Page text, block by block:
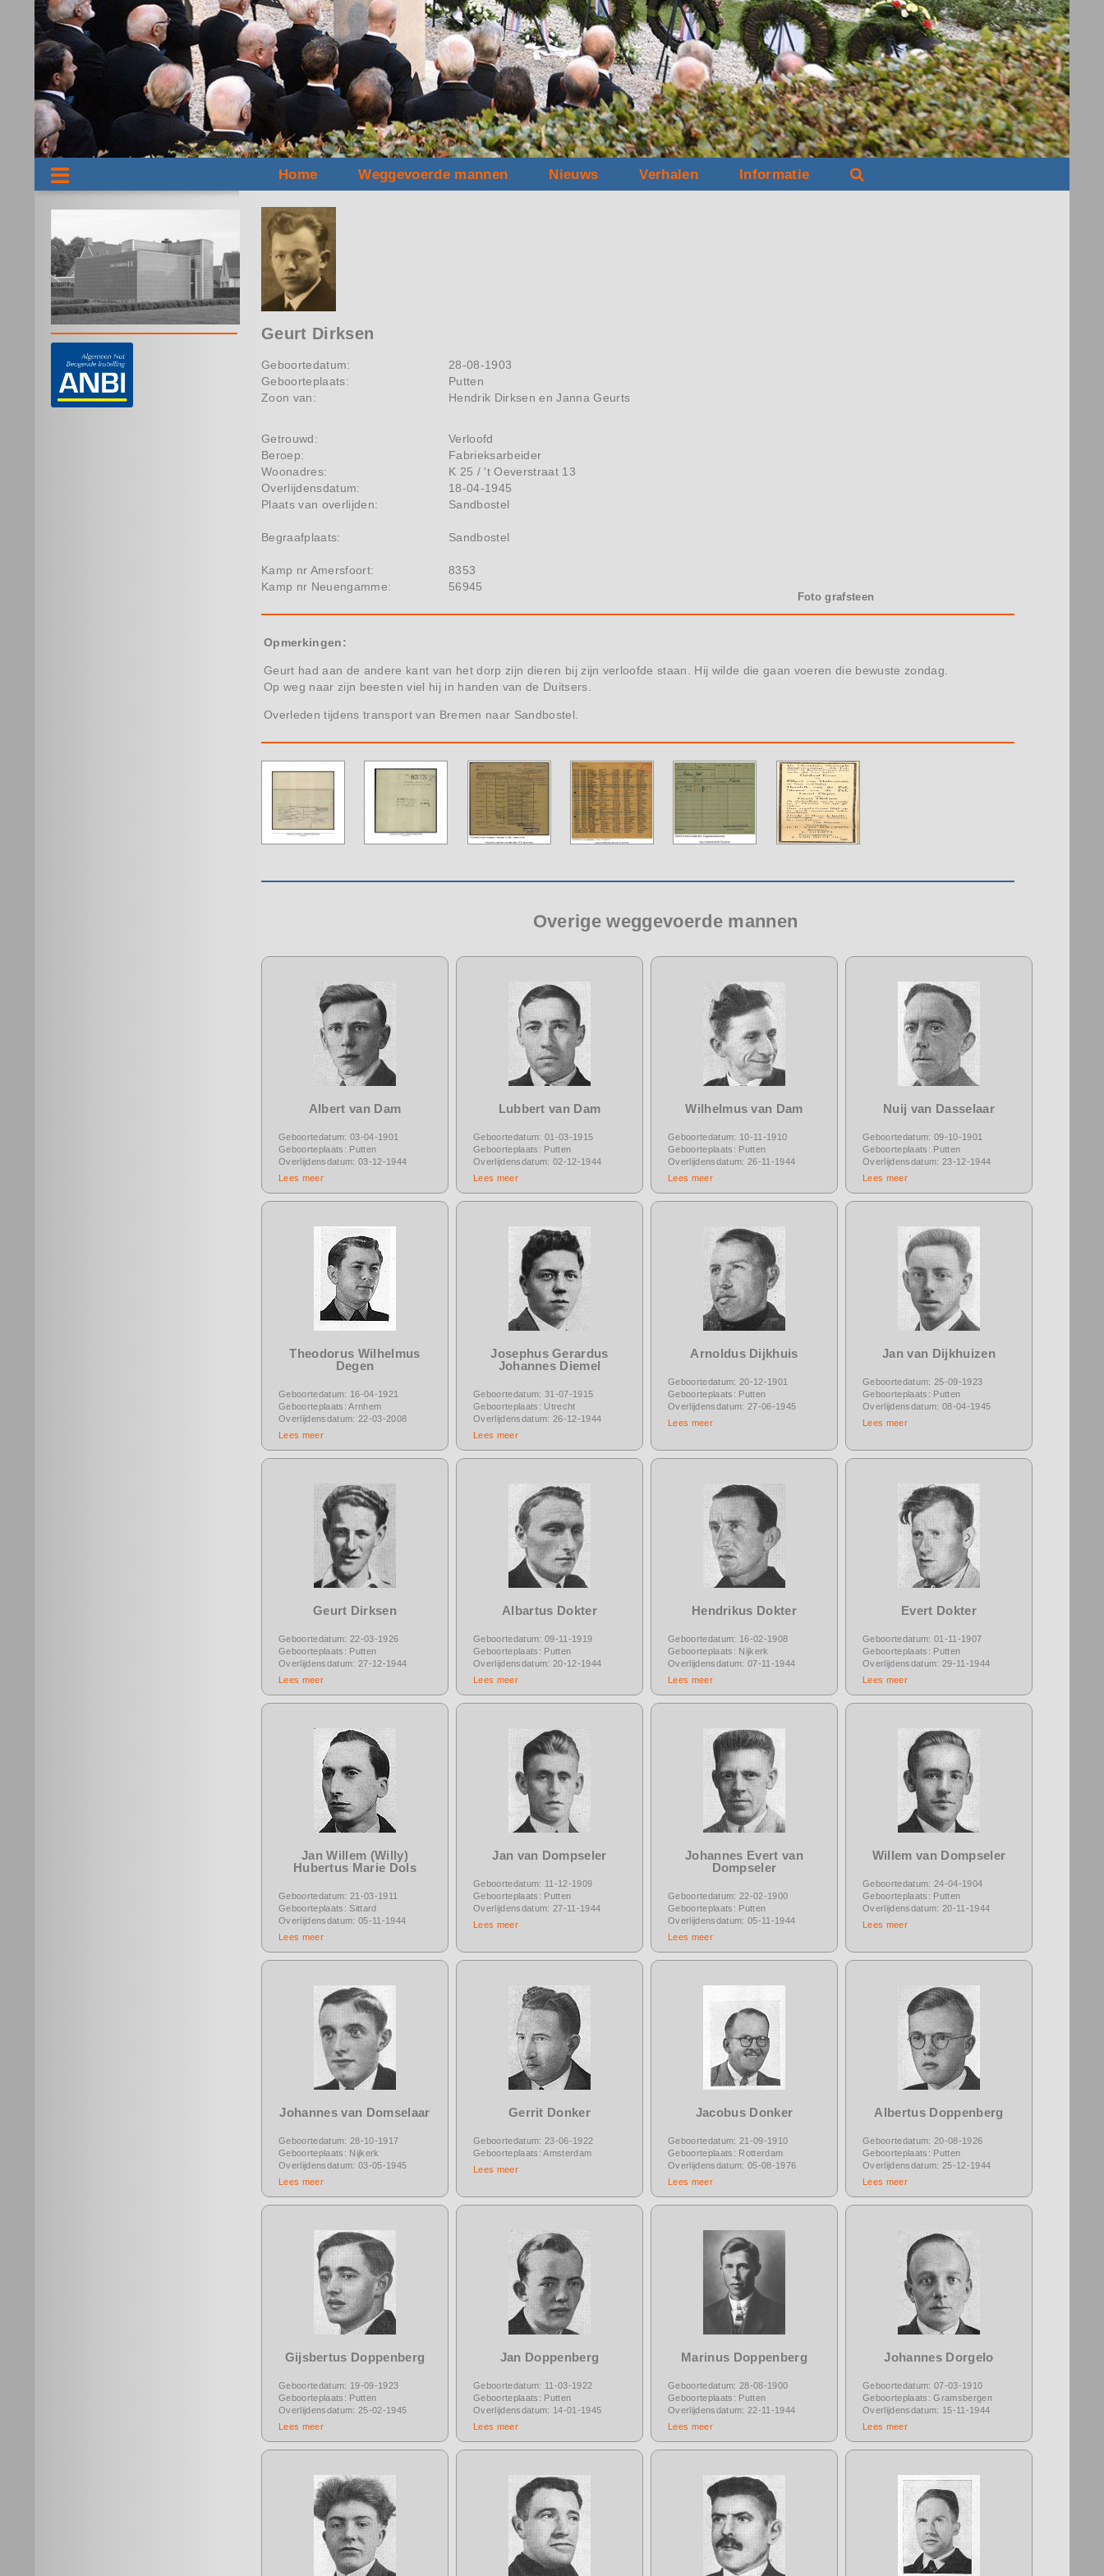
Home Weggevoerde mannen Nieuws Verhalen Informatie
Geurt Dirksen
Geboortedatum:
28-08-1903
Geboorteplaats:
Putten
Zoon van:
Hendrik Dirksen en Janna Geurts
Getrouwd:
Verloofd
Beroep:
Fabrieksarbeider
Woonadres:
K 25 / 't Oeverstraat 13
Overlijdensdatum:
18-04-1945
Plaats van overlijden:
Sandbostel
Begraafplaats: Sandbostel
Kamp nr Amersfoort:
8353
Kamp nr Neuengamme:
56945
Foto grafsteen
Opmerkingen:
Geurt had aan de andere kant van het dorp zijn dieren bij zijn verloofde staan. Hij wilde die gaan voeren die bewuste zondag.
Op weg naar zijn beesten viel hij in handen van de Duitsers.
Overleden tijdens transport van Bremen naar Sandbostel.
Overige weggevoerde mannen
Albert van Dam
Geboortedatum: 03-04-1901
Geboorteplaats: Putten
Overlijdensdatum: 03-12-1944
Lees meer
Lubbert van Dam
Geboortedatum: 01-03-1915
Geboorteplaats: Putten
Overlijdensdatum: 02-12-1944
Lees meer
Wilhelmus van Dam
Geboortedatum: 10-11-1910
Geboorteplaats: Putten
Overlijdensdatum: 26-11-1944
Lees meer
Nuij van Dasselaar
Geboortedatum: 09-10-1901
Geboorteplaats: Putten
Overlijdensdatum: 23-12-1944
Lees meer
Theodorus Wilhelmus
Degen
Geboortedatum: 16-04-1921
Geboorteplaats: Arnhem
Overlijdensdatum: 22-03-2008
Lees meer
Josephus Gerardus
Johannes Diemel
Geboortedatum: 31-07-1915
Geboorteplaats: Utrecht
Overlijdensdatum: 26-12-1944
Lees meer
Arnoldus Dijkhuis
Geboortedatum: 20-12-1901
Geboorteplaats: Putten
Overlijdensdatum: 27-06-1945
Lees meer
Jan van Dijkhuizen
Geboortedatum: 25-09-1923
Geboorteplaats: Putten
Overlijdensdatum: 08-04-1945
Lees meer
Geurt Dirksen
Geboortedatum: 22-03-1926
Geboorteplaats: Putten
Overlijdensdatum: 27-12-1944
Lees meer
Albartus Dokter
Geboortedatum: 09-11-1919
Geboorteplaats: Putten
Overlijdensdatum: 20-12-1944
Lees meer
Hendrikus Dokter
Geboortedatum: 16-02-1908
Geboorteplaats: Nijkerk
Overlijdensdatum: 07-11-1944
Lees meer
Evert Dokter
Geboortedatum: 01-11-1907
Geboorteplaats: Putten
Overlijdensdatum: 29-11-1944
Lees meer
Jan Willem (Willy)
Hubertus Marie Dols
Geboortedatum: 21-03-1911
Geboorteplaats: Sittard
Overlijdensdatum: 05-11-1944
Lees meer
Jan van Dompseler
Geboortedatum: 11-12-1909
Geboorteplaats: Putten
Overlijdensdatum: 27-11-1944
Lees meer
Johannes Evert van
Dompseler
Geboortedatum: 22-02-1900
Geboorteplaats: Putten
Overlijdensdatum: 05-11-1944
Lees meer
Willem van Dompseler
Geboortedatum: 24-04-1904
Geboorteplaats: Putten
Overlijdensdatum: 20-11-1944
Lees meer
Johannes van Domselaar
Geboortedatum: 28-10-1917
Geboorteplaats: Nijkerk
Overlijdensdatum: 03-05-1945
Lees meer
Gerrit Donker
Geboortedatum: 23-06-1922
Geboorteplaats: Amsterdam
Lees meer
Jacobus Donker
Geboortedatum: 21-09-1910
Geboorteplaats: Rotterdam
Overlijdensdatum: 05-08-1976
Lees meer
Albertus Doppenberg
Geboortedatum: 20-08-1926
Geboorteplaats: Putten
Overlijdensdatum: 25-12-1944
Lees meer
Gijsbertus Doppenberg
Geboortedatum: 19-09-1923
Geboorteplaats: Putten
Overlijdensdatum: 25-02-1945
Lees meer
Jan Doppenberg
Geboortedatum: 11-03-1922
Geboorteplaats: Putten
Overlijdensdatum: 14-01-1945
Lees meer
Marinus Doppenberg
Geboortedatum: 28-08-1900
Geboorteplaats: Putten
Overlijdensdatum: 22-11-1944
Lees meer
Johannes Dorgelo
Geboortedatum: 07-03-1910
Geboorteplaats: Gramsbergen
Overlijdensdatum: 15-11-1944
Lees meer